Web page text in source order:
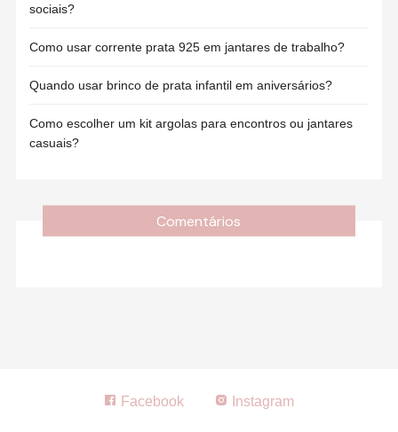
sociais?
Como usar corrente prata 925 em jantares de trabalho?
Quando usar brinco de prata infantil em aniversários?
Como escolher um kit argolas para encontros ou jantares
casuais?
Comentários
Facebook Instagram